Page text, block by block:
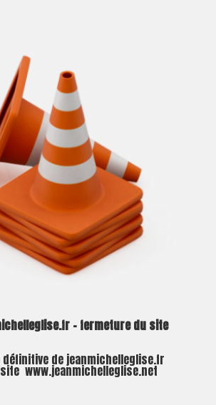
– fermeture du site
de jeanmichelleglise.fr
www.jeanmichelleglise.net